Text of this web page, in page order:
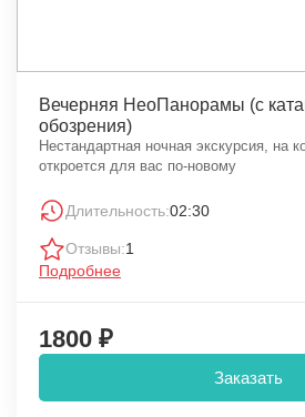
Вечерняя НеоПанорамы (с
обозрения)
Нестандартная ночная экскурсия, на
откроется для вас по-новому
Длительность:02:30
Отзывы:1
Подробнее
1800 ₽
Заказать